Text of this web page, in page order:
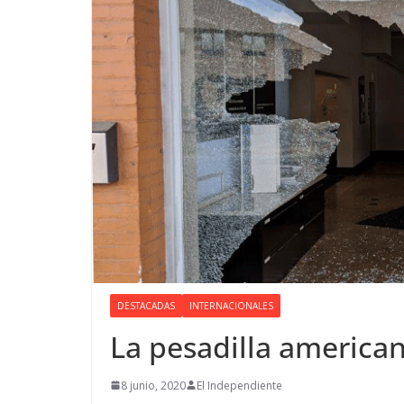
DESTACADAS INTERNACIONALES
La pesadilla
8 junio, 2020 El Independiente